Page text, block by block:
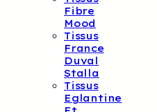
Fibre
Mood
Tissus
France
Duval
Stalla
Tissus
Eglantine